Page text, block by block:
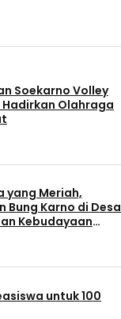
Soekarno Volley
Hadirkan Olahraga
yang Meriah,
Bung Karno di Desa
Kebudayaan
untuk 100